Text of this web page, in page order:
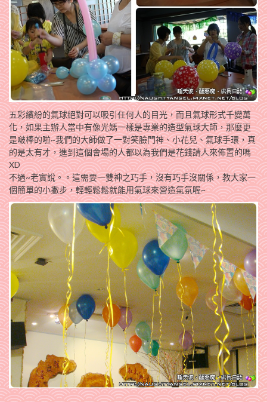
五彩繽紛的氣球絕對可以吸引任何人的目光，而且氣球形式千變萬
化，如果主辦人當中有像光媽一樣是專業的造型氣球大師，那麼更
是啵棒的啦~我們的大師做了一對笑臉門神、小花兒、氣球手環，真
的是太有才，進到這個會場的人都以為我們是花錢請人來佈置的嗎
XD
不過~老實說。。這需要一雙神之巧手，沒有巧手沒關係，教大家一
個簡單的小撇步，輕輕鬆鬆就能用氣球來營造氣氛喔~